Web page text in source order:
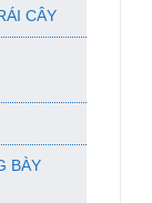
CÂY
BÀY